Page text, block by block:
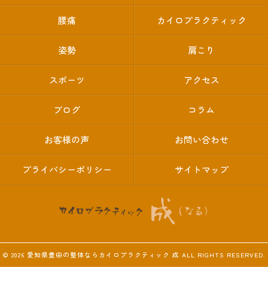
腰痛 カイロプラクティック
姿勢 肩こり
スポーツ アクセス
ブログ コラム
お客様の声 お問い合わせ
プライバシーポリシー サイトマップ
© 2026 愛知県豊田の整体ならカイロプラクティック 成 ALL RIGHTS RESERVED.